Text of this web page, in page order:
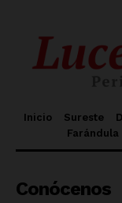
Inicio Sureste
Farándula
Conócenos